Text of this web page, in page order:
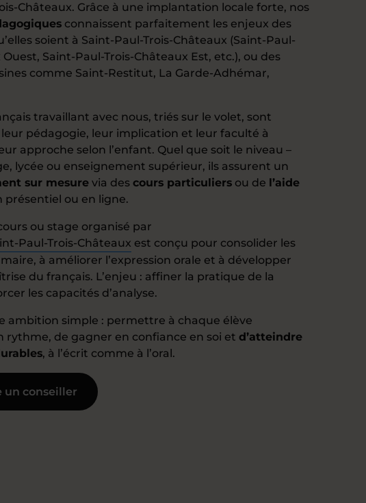
Châteaux. Grâce à une implantation locale forte, nos
connaissent parfaitement les enjeux des
soient à Saint-Paul-Trois-Châteaux (Saint-Paul-
Saint-Paul-Trois-Châteaux Est, etc.), ou des
comme Saint-Restitut, La Garde-Adhémar,
travaillant avec nous, triés sur le volet, sont
pédagogie, leur implication et leur faculté à
approche selon l’enfant. Quel que soit le niveau –
lycée ou enseignement supérieur, ils assurent un
sur mesure via des cours particuliers ou de l’aide
présentiel ou en ligne.
ou stage organisé par
Paul-Trois-Châteaux est conçu pour consolider les
à améliorer l’expression orale et à développer
du français. L’enjeu : affiner la pratique de la
les capacités d’analyse.
ambition simple : permettre à chaque élève
rythme, de gagner en confiance en soi et d’atteindre
, à l’écrit comme à l’oral.
un conseiller